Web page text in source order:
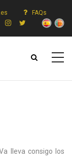
FAQs
lleva consigo los